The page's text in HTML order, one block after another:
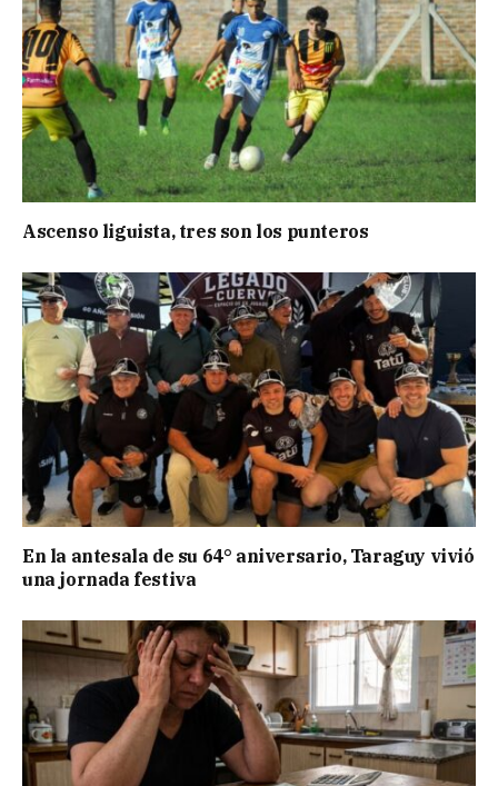
Ascenso liguista, tres son los punteros
En la antesala de su 64° aniversario, Taraguy vivió
una jornada festiva